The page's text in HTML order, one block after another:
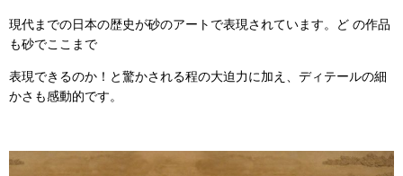
現代までの日本の歴史が砂のアートで表現されています。ど の作品
も砂でここまで
表現できるのか！と驚かされる程の大迫力に加え、ディテールの細
かさも感動的です。